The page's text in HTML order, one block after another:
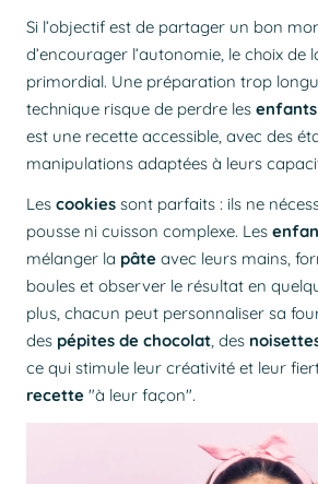
Si l’objectif est de partager un bon
d’encourager l’autonomie, le choix de
primordial. Une préparation trop
technique risque de perdre les enfants
est une recette accessible, avec des
manipulations adaptées à leurs
Les cookies sont parfaits : ils ne
pousse ni cuisson complexe. Les
mélanger la pâte avec leurs mains,
boules et observer le résultat en
plus, chacun peut personnaliser sa
des pépites de chocolat, des
ce qui stimule leur créativité et leur
recette "à leur façon".